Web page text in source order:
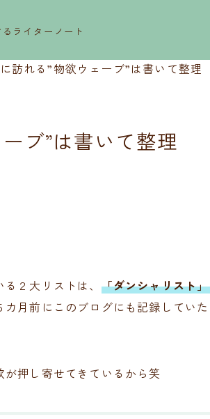
ライターノート
訪れる”物欲ウェーブ”は書いて整理
ブ”は書いて整理
２大リストは、 「ダンシャリスト
カ月前にこのブログにも記録してい
押し寄せてきているから笑